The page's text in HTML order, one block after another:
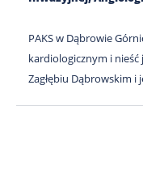
PAKS w Dąbrowie
kardiologicznym i
Zagłębiu Dąbrowskim i